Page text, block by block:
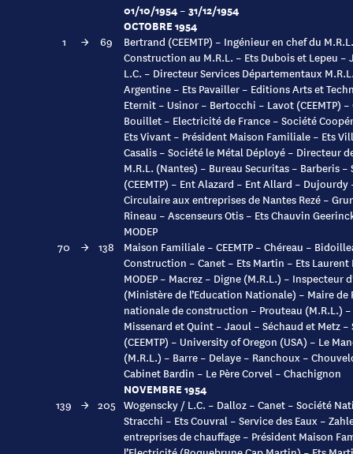
01/10/1954 – 31/12/1954
OCTOBRE 1954
1 → 69
Bertrand (CEEMTP) – Ingénieur en chef du
Construction au M.R.L. – Ets Dubois et Lepeu
L.C. – Directeur Services Départementaux
Argentine – Ets Pavailler – Editions Arts et
Eternit – Usinor – Bertocchi – Lavot (CEEMTP)
Bouillet – Electricité de France – Société
Ets Vivant – Président Maison Familiale – Ets
Casalis – Société le Métal Déployé – Directeur
M.R.L. (Nantes) – Bureau Securitas – Barberis
(CEEMTP) – Ent Alazard – Ent Allard – Dujourdy
Circulaire aux entreprises de Nantes Rezé –
Rineau – Ascenseurs Otis – Ets Chauvin
MODEP
70
→ 138
Maison Familiale – CEEMTP – Chéreau –
Construction – Canet – Ets Martin – Ets
MODEP – Macrez – Digne (M.R.L.) – Inspecteur
(Ministère de l’Education Nationale) – Maire de
nationale de construction – Prouteau (M.R.L.)
Missenard et Quint – Jaoul – Séchaud et Metz –
(CEEMTP) – University of Oregon (USA) – Le
(M.R.L.) – Barre – Delaye – Ranchoux –
Cabinet Bardin – Le Père Corvel – Chachignon
NOVEMBRE 1954
139 → 205 Wogenscky / L.C. – Dalloz – Canet – Société
Stracchi – Ets Couvral – Service des Eaux –
entreprises de chauffage – Président Maison